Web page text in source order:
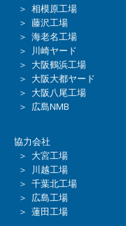
＞ 相模原工場
＞ 藤沢工場
＞ 海老名工場
＞ 川崎ヤード
＞ 大阪鶴浜工場
＞ 大阪大都ヤード
＞ 大阪八尾工場
＞ 広島NMB
協力会社
＞ 大宮工場
＞ 川越工場
＞ 千葉北工場
＞ 広島工場
＞ 蓮田工場